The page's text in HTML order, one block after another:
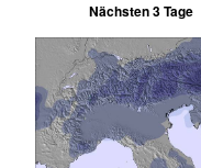
Nächsten 3 Tage